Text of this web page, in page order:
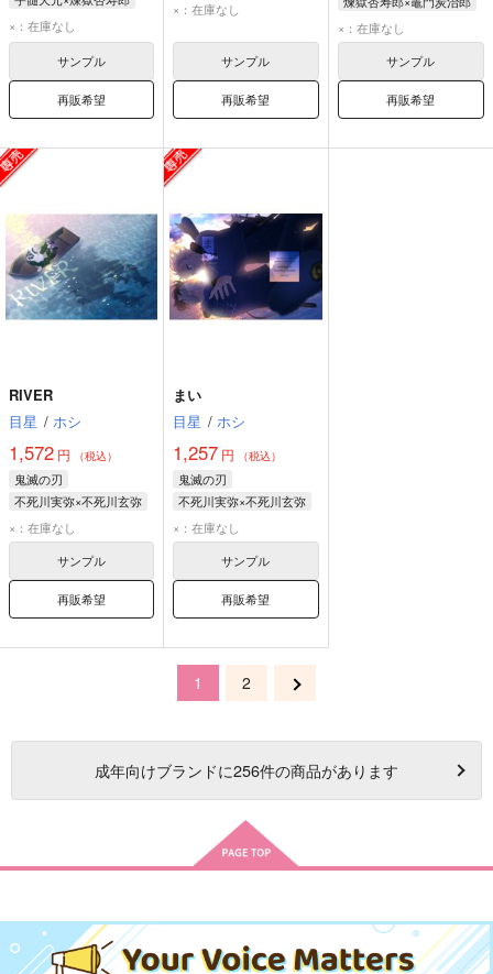
煉獄杏寿郎
×：在庫なし
サンプル
再販希望
宇髄天元
×：在庫なし
サンプル
再販希望
煉獄杏寿郎
竈門炭治郎
×：在庫なし
サンプル
再販希望
RIVER
目星 / ホシ
1,572 円 （税込）
鬼滅の刃
不死川実弥×不死川玄弥
不死川実弥
不死川玄弥
×：在庫なし
サンプル
再販希望
まい
目星 / ホシ
1,257 円 （税込）
鬼滅の刃
不死川実弥×不死川玄弥
不死川実弥
不死川玄弥
×：在庫なし
サンプル
再販希望
1 2
成年向けブランドに256件の商品があります